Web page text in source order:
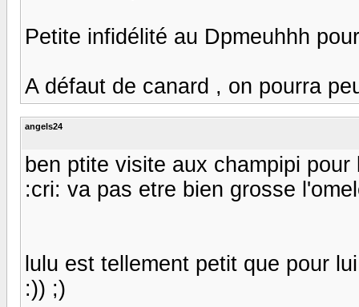
Petite infidélité au Dpmeuhhh
A défaut de canard , on pourra
angels24
ben ptite visite aux champipi
:cri: va pas etre bien grosse
lulu est tellement petit que pour
:)) ;)